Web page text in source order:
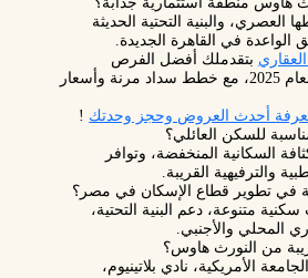
العصري، والبنية التحتية الحديثة
الواعدة في القاهرة الجديدة.
بتقدملك أفضل الفرص
الاستثمارية والسكنية لعام 2025، مع خطط سداد مرنة وأسعار
أحدث العروض وحجز وحدتك !
السكانية المنخفضة، وتوافر
والترفيهية القريبة.
متنوعة، دعم البنية التحتية،
المحلي والأجنبي.
الأمريكية، نادي بلاتينيوم،